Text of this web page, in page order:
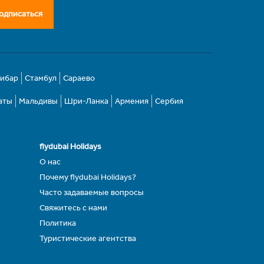
Стамбул Сараево
Мальдивы Шри-Ланка Армения Сербия
flydubai Holidays
О нас
Почему flydubai Holidays?
Часто задаваемые вопросы
Свяжитесь с нами
Политика
Туристические агентства